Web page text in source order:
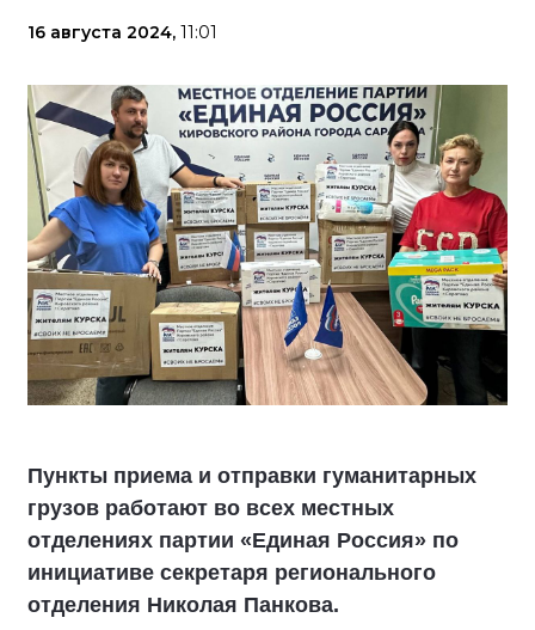
16 августа 2024, 11:01
Пункты приема и отправки гуманитарных
грузов работают во всех местных
отделениях партии «Единая Россия» по
инициативе секретаря регионального
отделения Николая Панкова.